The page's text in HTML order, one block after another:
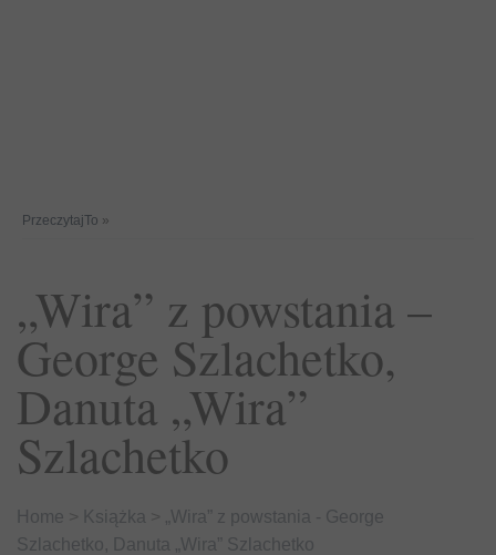
PrzeczytajTo »
„Wira” z powstania –
George Szlachetko,
Danuta „Wira”
Szlachetko
Home Książka
„Wira” z powstania - George
Szlachetko, Danuta „Wira” Szlachetko